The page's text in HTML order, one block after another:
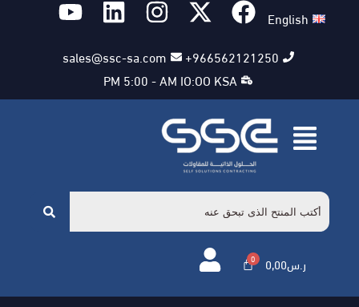
English
966562121250+
sales@ssc-sa.com
PM 5:00 - AM IO:OO KSA
0,00ر.س